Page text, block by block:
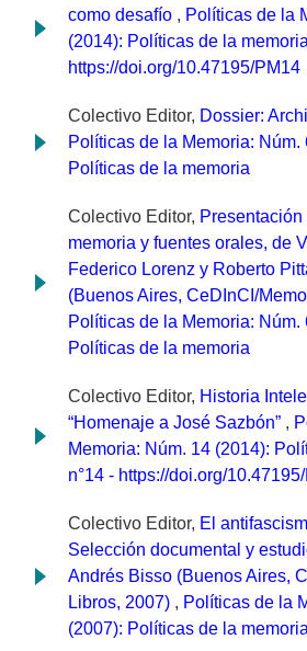
como desafío , Políticas de la
(2014): Políticas de la
https://doi.org/10.47195/PM14
Colectivo Editor, Dossier:
Políticas de la Memoria: Núm.
Políticas de la memoria
Colectivo Editor,
memoria y fuentes orales, de
Federico Lorenz y Roberto
(Buenos Aires, CeDInCI/
Políticas de la Memoria: Núm.
Políticas de la memoria
Colectivo Editor, Historia
“Homenaje a José Sazbón” ,
Memoria: Núm. 14 (2014):
n°14 - https://doi.org/
Colectivo Editor, El
Selección documental y
Andrés Bisso (Buenos Aires,
Libros, 2007) , Políticas de la
(2007): Políticas de la memoria